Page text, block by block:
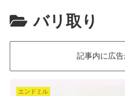
バリ取り
記事内に広告
エンドミル